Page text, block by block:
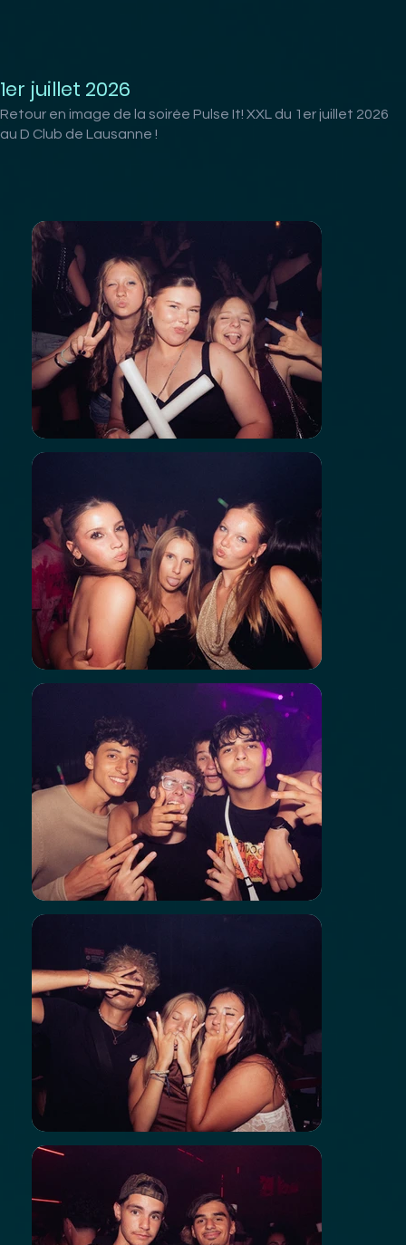
1er juillet 2026
Retour en image de la soirée Pulse It! XXL du 1er juillet 2026
au D Club de Lausanne !